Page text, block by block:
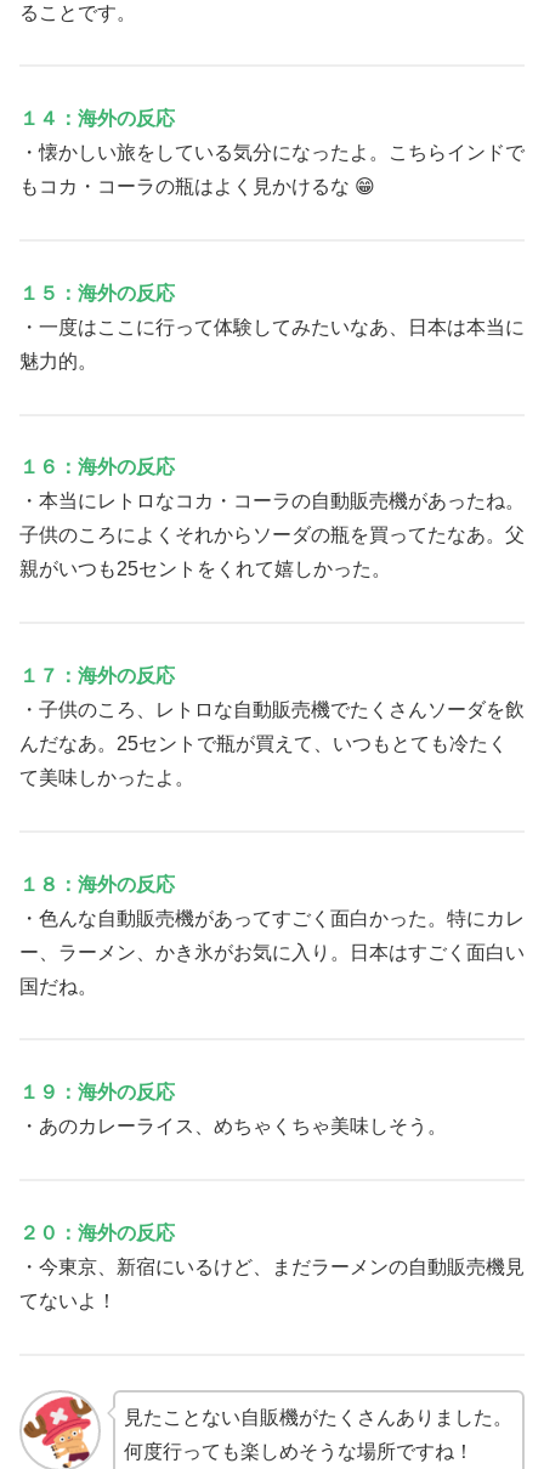
ることです。
１４：海外の反応
・懐かしい旅をしている気分になったよ。こちらインドで
もコカ・コーラの瓶はよく見かけるな 😁
１５：海外の反応
・一度はここに行って体験してみたいなあ、日本は本当に
魅力的。
１６：海外の反応
・本当にレトロなコカ・コーラの自動販売機があったね。
子供のころによくそれからソーダの瓶を買ってたなあ。父
親がいつも25セントをくれて嬉しかった。
１７：海外の反応
・子供のころ、レトロな自動販売機でたくさんソーダを飲
んだなあ。25セントで瓶が買えて、いつもとても冷たく
て美味しかったよ。
１８：海外の反応
・色んな自動販売機があってすごく面白かった。特にカレ
ー、ラーメン、かき氷がお気に入り。日本はすごく面白い
国だね。
１９：海外の反応
・あのカレーライス、めちゃくちゃ美味しそう。
２０：海外の反応
・今東京、新宿にいるけど、まだラーメンの自動販売機見
てないよ！
見たことない自販機がたくさんありました。
何度行っても楽しめそうな場所ですね！